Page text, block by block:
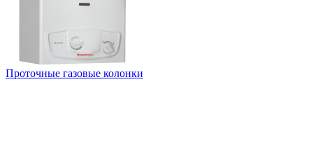
Проточные газовые колонки